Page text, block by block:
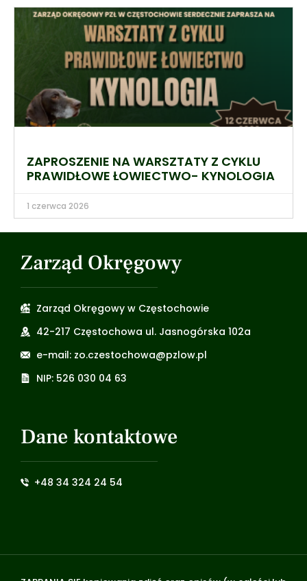
ZAPROSZENIE NA WARSZTATY Z CYKLU
PRAWIDŁOWE ŁOWIECTWO- KYNOLOGIA
1 czerwca 2026
Zarząd Okręgowy
Zarząd Okręgowy w Częstochowie
42-217 Częstochowa ul. Jasnogórska 102a
e-mail: zo.czestochowa@pzlow.pl
NIP: 526 030 04 63
Dane kontaktowe
+48 34 324 24 54